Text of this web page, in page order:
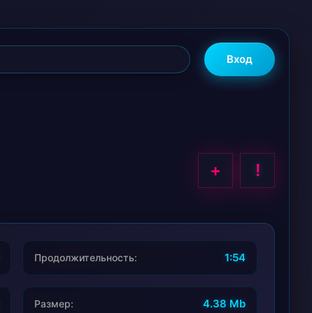
Вход
+ !
Продолжительность: 1:54
Размер: 4.38 Mb